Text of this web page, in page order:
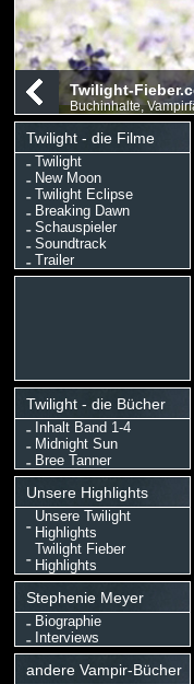
Twilight-
Buchinhalte,
Twilight - die Filme
Twilight
New Moon
Twilight Eclipse
Breaking Dawn
Schauspieler
Soundtrack
Trailer
Twilight - die Bücher
Inhalt Band 1-4
Midnight Sun
Bree Tanner
Unsere Highlights
Unsere Twilight
Highlights
Twilight Fieber
Highlights
Stephenie Meyer
Biographie
Interviews
andere Vampir-Bücher